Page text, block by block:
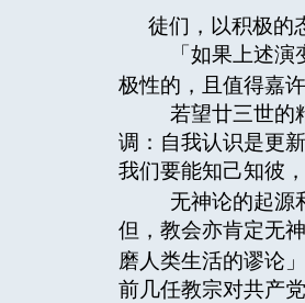
徒们，以积极的
「如果上述演
极性的，且值得嘉
若望廿三世的
调：自我认识是更
我们要能知己知彼
无神论的起源
但，教会亦肯定无
磨人类生活的谬论
前几任教宗对共产